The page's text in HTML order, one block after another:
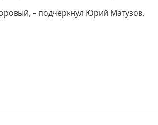
– подчеркнул Юрий Матузов.